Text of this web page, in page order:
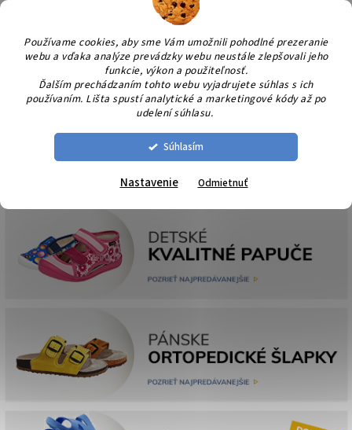
Používame cookies, aby sme Vám umožnili pohodlné prezeranie
webu a vďaka analýze prevádzky webu neustále zlepšovali jeho
funkcie, výkon a použiteľnosť.
Ďalším prechádzaním tohto webu vyjadrujete súhlas s ich
používaním. Lišta spustí analytické a marketingové kódy až po
udelení súhlasu.
Súhlasím
Nastavenie Odmietnuť
Prejsť
obsah